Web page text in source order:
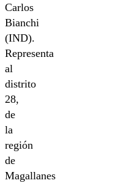
Carlos
Bianchi
(IND).
Representa
al
distrito
28,
de
la
región
de
Magallanes